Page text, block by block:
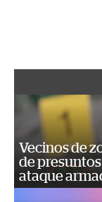
Vecinos de
de
ataque